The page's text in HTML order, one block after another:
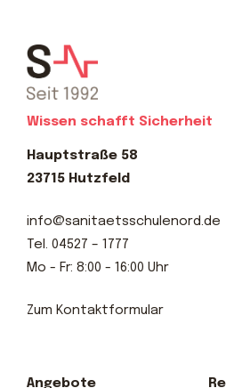
Wissen schafft Sicherheit
Hauptstraße 58
23715 Hutzfeld
info@sanitaetsschulenord.de
Tel. 04527 – 1777
Mo - Fr: 8:00 - 16:00 Uhr
Zum Kontaktformular
Angebote